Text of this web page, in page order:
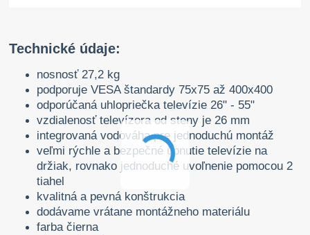
Technické údaje:
nosnosť 27,2 kg
podporuje VESA štandardy 75x75 až 400x400
odporúčaná uhlopriečka televízie 26" - 55"
vzdialenosť televízora od steny je 26 mm
integrovaná vodováha pre jednoduchú montáž
veľmi rýchle a bezpečné upnutie televízie na
držiak, rovnako jednoduché uvoľnenie pomocou 2
tiahel
kvalitná a pevná konštrukcia
dodávame vrátane montážneho materiálu
farba čierna